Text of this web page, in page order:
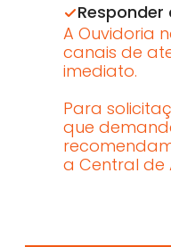
A Ouvidoria
canais de
imediato.
Para
que
a Central de